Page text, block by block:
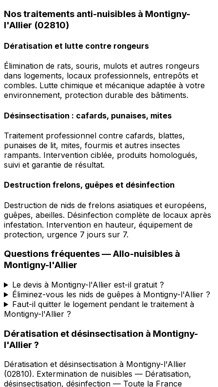
Nos traitements anti-nuisibles à Montigny-
l'Allier (02810)
Dératisation et lutte contre rongeurs
Élimination de rats, souris, mulots et autres rongeurs
dans logements, locaux professionnels, entrepôts et
combles. Lutte chimique et mécanique adaptée à votre
environnement, protection durable des bâtiments.
Désinsectisation : cafards, punaises, mites
Traitement professionnel contre cafards, blattes,
punaises de lit, mites, fourmis et autres insectes
rampants. Intervention ciblée, produits homologués,
suivi et garantie de résultat.
Destruction frelons, guêpes et désinfection
Destruction de nids de frelons asiatiques et européens,
guêpes, abeilles. Désinfection complète de locaux après
infestation. Intervention en hauteur, équipement de
protection, urgence 7 jours sur 7.
Questions fréquentes —Allo-nuisibles à
Montigny-l'Allier
Le devis à Montigny-l'Allier est-il gratuit ?
Éliminez-vous les nids de guêpes à Montigny-l'Allier ?
Faut-il quitter le logement pendant le traitement à
Montigny-l'Allier ?
Dératisation et désinsectisation à Montigny-
l'Allier ?
Dératisation et désinsectisation à Montigny-l'Allier
(02810). Extermination de nuisibles — Dératisation,
désinsectisation, désinfection — Toute la France